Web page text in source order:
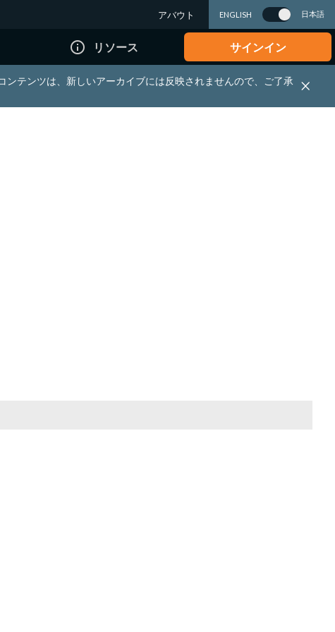
アバウト ENGLISH 日本語
info_outline リソース サインイン
テンツは、新しいアーカイブには反映されませんので、ご了承